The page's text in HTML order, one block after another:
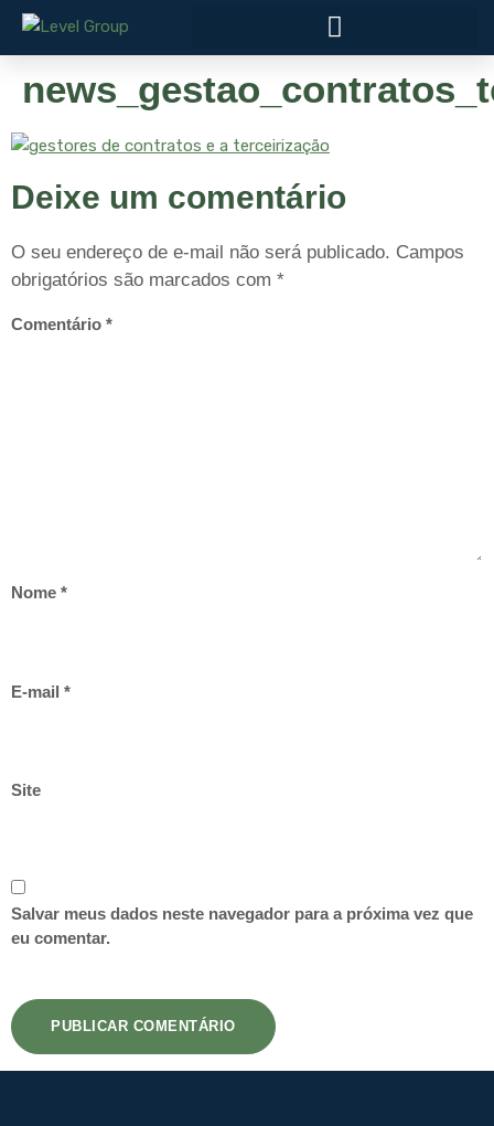
Deixe um comentário
O seu endereço de e-mail não será publicado. Campos
obrigatórios são marcados com *
Comentário *
Nome *
E-mail *
Site
Salvar meus dados neste navegador para a próxima vez que
eu comentar.